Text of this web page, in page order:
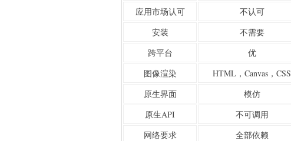
应用市场认可
不认可
安装
不需要
跨平台
优
图像渲染
HTML，Canvas，CSS
原生界面
模仿
原生API
不可调用
网络要求
全部依赖